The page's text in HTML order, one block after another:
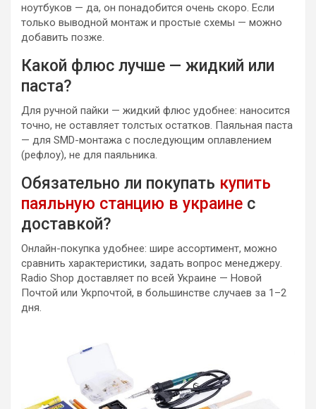
ноутбуков — да, он понадобится очень скоро. Если
только выводной монтаж и простые схемы — можно
добавить позже.
Какой флюс лучше — жидкий или
паста?
Для ручной пайки — жидкий флюс удобнее: наносится
точно, не оставляет толстых остатков. Паяльная паста
— для SMD-монтажа с последующим оплавлением
(рефлоу), не для паяльника.
Обязательно ли покупать купить
паяльную станцию в украине с
доставкой?
Онлайн-покупка удобнее: шире ассортимент, можно
сравнить характеристики, задать вопрос менеджеру.
Radio Shop доставляет по всей Украине — Новой
Почтой или Укрпочтой, в большинстве случаев за 1–2
дня.